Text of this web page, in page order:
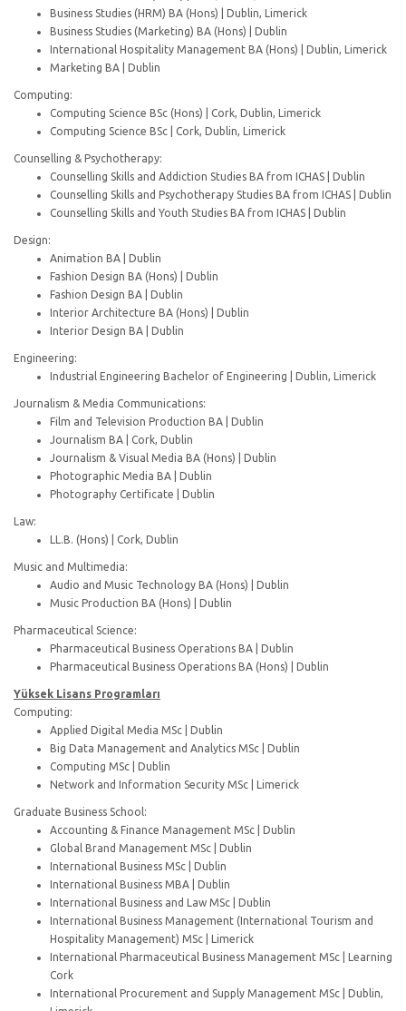
Business Studies (HRM) BA (Hons) | Dublin, Limerick
Business Studies (Marketing) BA (Hons) | Dublin
International Hospitality Management BA (Hons) | Dublin, Limerick
Marketing BA | Dublin
Computing:
Computing Science BSc (Hons) | Cork, Dublin, Limerick
Computing Science BSc | Cork, Dublin, Limerick
Counselling & Psychotherapy:
Counselling Skills and Addiction Studies BA from ICHAS | Dublin
Counselling Skills and Psychotherapy Studies BA from ICHAS | Dublin
Counselling Skills and Youth Studies BA from ICHAS | Dublin
Design:
Animation BA | Dublin
Fashion Design BA (Hons) | Dublin
Fashion Design BA | Dublin
Interior Architecture BA (Hons) | Dublin
Interior Design BA | Dublin
Engineering:
Industrial Engineering Bachelor of Engineering | Dublin, Limerick
Journalism & Media Communications:
Film and Television Production BA | Dublin
Journalism BA | Cork, Dublin
Journalism & Visual Media BA (Hons) | Dublin
Photographic Media BA | Dublin
Photography Certificate | Dublin
Law:
LL.B. (Hons) | Cork, Dublin
Music and Multimedia:
Audio and Music Technology BA (Hons) | Dublin
Music Production BA (Hons) | Dublin
Pharmaceutical Science:
Pharmaceutical Business Operations BA | Dublin
Pharmaceutical Business Operations BA (Hons) | Dublin
Yüksek Lisans Programları
Computing:
Applied Digital Media MSc | Dublin
Big Data Management and Analytics MSc | Dublin
Computing MSc | Dublin
Network and Information Security MSc | Limerick
Graduate Business School:
Accounting & Finance Management MSc | Dublin
Global Brand Management MSc | Dublin
International Business MSc | Dublin
International Business MBA | Dublin
International Business and Law MSc | Dublin
International Business Management (International Tourism and
Hospitality Management) MSc | Limerick
International Pharmaceutical Business Management MSc | Learning
Cork
International Procurement and Supply Management MSc | Dublin,